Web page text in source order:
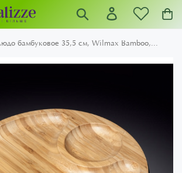
бамбуковое 35,5 см, Wilmax Bamboo,...